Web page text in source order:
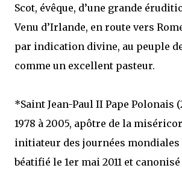
Scot, évêque, d’une grande
Venu d’Irlande, en route vers
par indication divine, au peuple
comme un excellent pasteur.
*Saint Jean-Paul II Pape Polonais
1978 à 2005, apôtre de la
initiateur des journées mondiales
béatifié le 1er mai 2011 et